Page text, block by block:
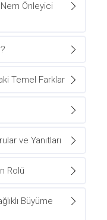
Önleyici
Temel Farklar
ve Yanıtları
Rolü
Büyüme